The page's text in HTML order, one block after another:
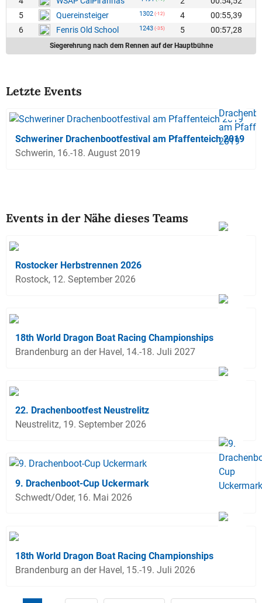
5
Quereinsteiger 1302 (-12) 4
00:55,39
6
Fenris Old School 1243 (-35) 5 00:57,28
Siegerehrung nach dem Rennen auf der Hauptbühne
Letzte Events
Schweriner Drachenbootfestival am Pfaffenteich 2019
Schwerin, 16.-18. August 2019
Events in der Nähe dieses Teams
Rostocker Herbstrennen 2026
Rostock, 12. September 2026
18th World Dragon Boat Racing Championships
Brandenburg an der Havel, 14.-18. Juli 2027
22. Drachenbootfest Neustrelitz
Neustrelitz, 19. September 2026
9. Drachenboot-Cup Uckermark
Schwedt/Oder, 16. Mai 2026
18th World Dragon Boat Racing Championships
Brandenburg an der Havel, 15.-19. Juli 2026